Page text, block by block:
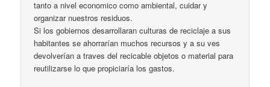
tanto a nivel economico como ambiental, cuidar y
organizar nuestros residuos.
Si los gobiernos desarrollaran culturas de reciclaje a sus
habitantes se ahorrarían muchos recursos y a su ves
devolverían a traves del recicable objetos o material para
reutilizarse lo que propiciaría los gastos.